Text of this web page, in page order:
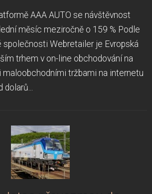
AAA AUTO se návštěvnost
měsíc meziročně o 159 % Podle
společnosti Webretailer je Evropská
trhem v on-line obchodování na
tržbami na internetu